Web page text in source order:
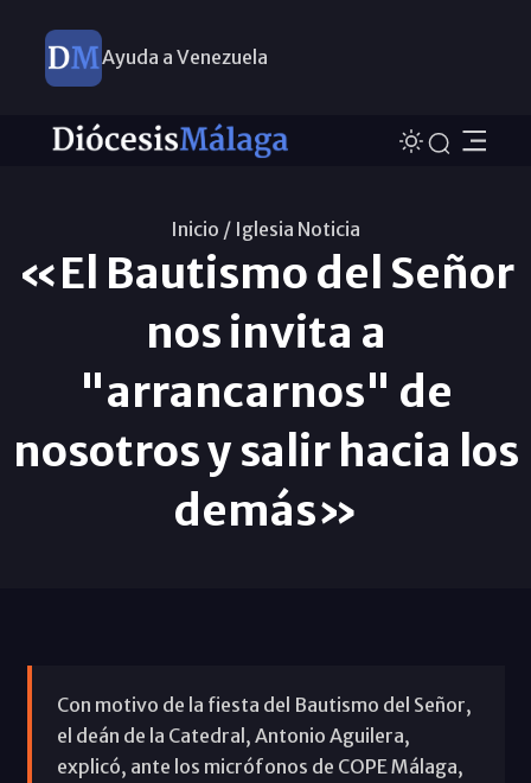
Ayuda a Venezuela
Inicio / Iglesia Noticia
«El Bautismo del Señor
nos invita a
"arrancarnos" de
nosotros y salir hacia los
demás»
Con motivo de la fiesta del Bautismo del Señor,
el deán de la Catedral, Antonio Aguilera,
explicó, ante los micrófonos de COPE Málaga,